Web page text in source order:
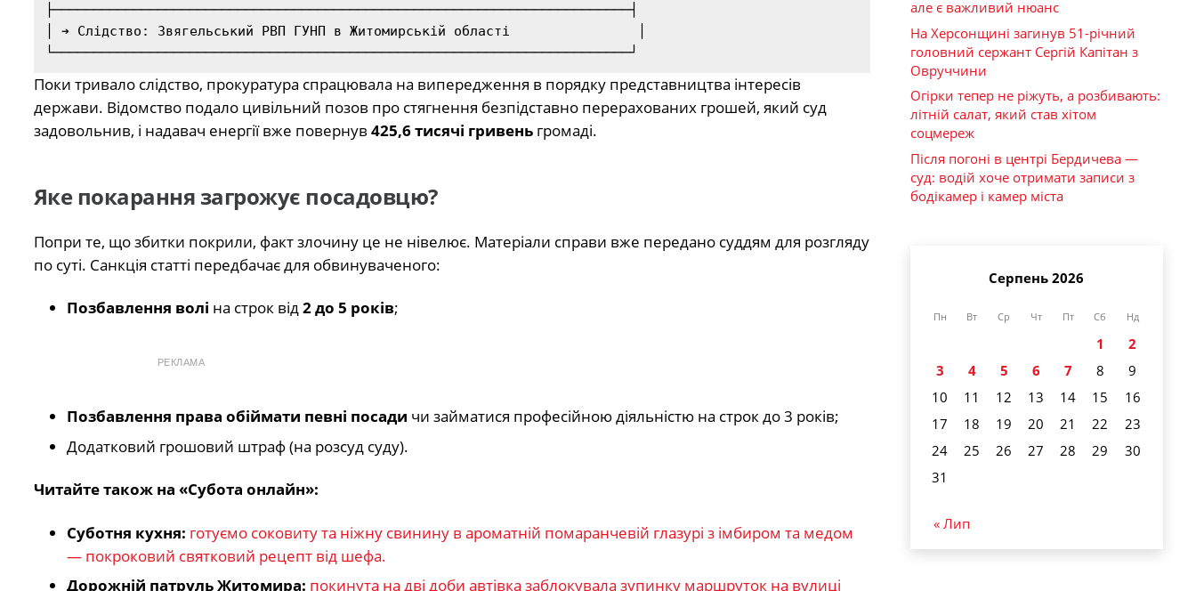
├────────────────────────────────────────────────────────────────────────┤
│ ➔ Слідство: Звягельський РВП ГУНП в Житомирській області                │
Поки тривало слідство, прокуратура спрацювала на випередження в порядку представництва інтересів
держави. Відомство подало цивільний позов про стягнення безпідставно перерахованих грошей, який суд
задовольнив, і надавач енергії вже повернув 425,6 тисячі гривеньгромаді.
Яке покарання загрожує посадовцю?
Попри те, що збитки покрили, факт злочину це не нівелює. Матеріали справи вже передано суддям для розгляду
по суті. Санкція статті передбачає для обвинуваченого:
Позбавлення волі на строк від2 до 5 років;
РЕКЛАМА
Позбавлення права обіймати певні посади чи займатися професійною діяльністю на строк до 3 років;
Додатковий грошовий штраф (на розсуд суду).
Читайте також на «Субота онлайн»:
Суботня кухня: готуємо соковиту та ніжну свинину в ароматній помаранчевій глазурі з імбиром та медом
— покроковий святковий рецепт від шефа.
Дорожній патруль Житомира: покинута на дві доби автівка заблокувала зупинку маршруток на вулиці
але є важливий нюанс
На Херсонщині загинув 51-річний
головний сержант Сергій Капітан з
Овруччини
Огірки тепер не ріжуть, а розбивають:
літній салат, який став хітом
соцмереж
Після погоні в центрі Бердичева —
суд: водій хоче отримати записи з
бодікамер і камер міста
Серпень 2026
Пн Вт Ср Чт Пт Сб Нд
1
2
3
4 5 6 7 8
9
10
11 12 13 14 15
16
17
18 19 20 21 22
23
24
25 26 27 28 29
30
31
« Лип